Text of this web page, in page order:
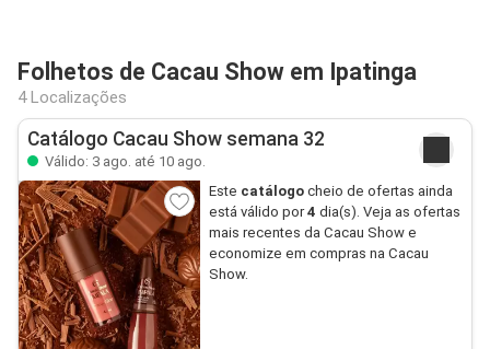
Folhetos de Cacau Show em Ipatinga
4 Localizações
Catálogo Cacau Show semana 32
Válido: 3 ago. até 10 ago.
Este catálogocheio de ofertas ainda
está válido por4 dia(s). Veja as ofertas
mais recentes da Cacau Show e
economize em compras na Cacau
Show.